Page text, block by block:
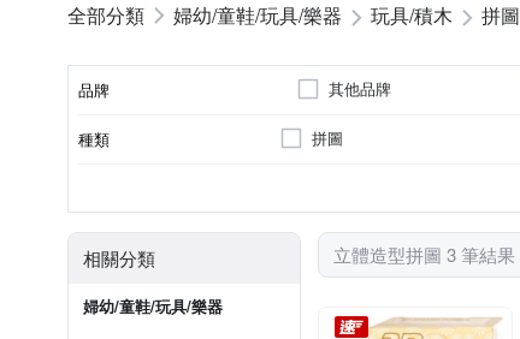
婦幼/童鞋/玩具/樂器 玩具/積木 拼圖
品牌 其他品牌
種類 拼圖
相關分類
婦幼/童鞋/玩具/樂器
立體造型拼圖 3 筆結果